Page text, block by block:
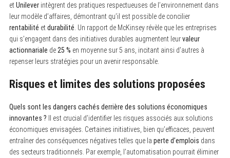
etUnileverintègrent des pratiques respectueuses de l’environnement dans
leur modèle d’affaires, démontrant qu’il est possible de concilier
rentabilité etdurabilité . Un rapport de McKinsey révèle que les entreprises
qui s’engagent dans des initiatives durables augmentent leurvaleur
actionnariale de 25 % en moyenne sur 5 ans, incitant ainsi d’autres à
repenser leurs stratégies pour un avenir responsable.
Risques et limites des solutions proposées
Quels sont les dangers cachés derrière des solutions économiques
innovantes ? Il est crucial d’identifier les risques associés aux solutions
économiques envisagées. Certaines initiatives, bien qu’efficaces, peuvent
entraîner des conséquences négatives telles que la perte d’emplois dans
des secteurs traditionnels. Par exemple, l’automatisation pourrait éliminer